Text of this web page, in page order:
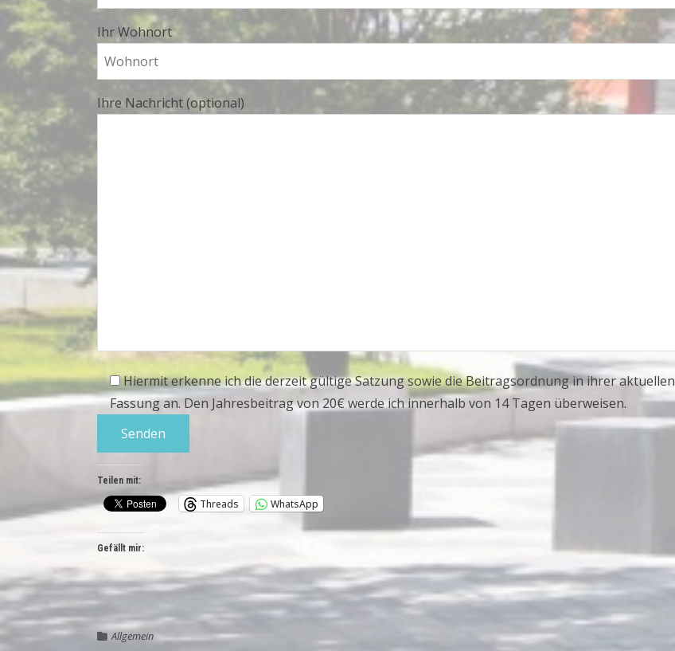
Ihr Wohnort
Ihre Nachricht (optional)
Hiermit erkenne ich die derzeit gültige Satzung sowie die Beitragsordnung in ihrer aktuellen
Fassung an. Den Jahresbeitrag von 20€ werde ich innerhalb von 14 Tagen überweisen.
Teilen mit:
Threads WhatsApp
Gefällt mir:
Allgemein